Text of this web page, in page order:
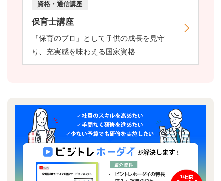
資格・通信講座
保育士講座
「保育のプロ」として子供の成長を見守
り、充実感を味わえる国家資格